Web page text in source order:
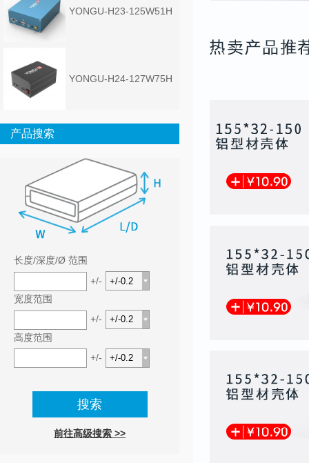
YONGU-H23-125W51H
YONGU-H24-127W75H
产品搜索
长度/深度/Ø 范围
+/-
宽度范围
+/-
高度范围
+/-
前往高级搜索 >>